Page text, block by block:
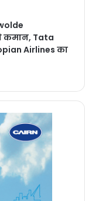
कमान, Tata
Airlines का